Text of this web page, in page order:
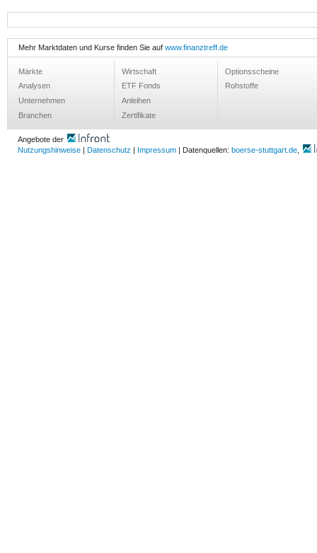
Mehr Marktdaten und Kurse finden Sie auf www.finanztreff.de
Märkte
Analysen
Unternehmen
Branchen
Wirtschaft
ETF Fonds
Anleihen
Zertifikate
Optionsscheine
Rohstoffe
Angebote der
Nutzungshinweise
Datenschutz Impressum | Datenquellen: boerse-stuttgart.de